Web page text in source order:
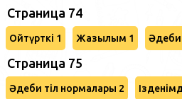
Страница 74
Ойтүрткі 1 Жазылым 1 Әдеби
Страница 75
Әдеби тіл нормалары 2